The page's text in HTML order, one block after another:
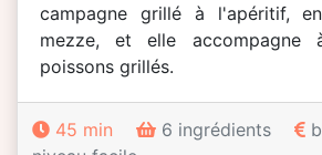
campagne grillé à l'apéritif,
mezze, et elle accompagne
poissons grillés.
45 min 6 ingrédients